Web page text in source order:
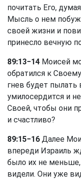
почитать Его,
Мысль о нем
своей жизни и
принесло вечную
89:13−14 Моисей
обратился к
гнев будет
умилосердится и
Своей, чтобы они
и счастливо?
89:15−16 Далее
впереди Израиль
было их не
видели. Они уже